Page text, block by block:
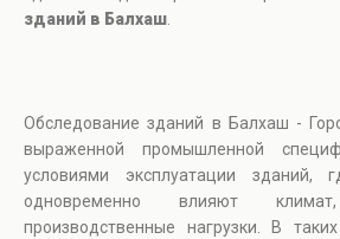
зданий в Балхаш
Обследование зданий в Балхаш -
выраженной промышленной
условиями эксплуатации зданий,
одновременно влияют
производственные нагрузки. В